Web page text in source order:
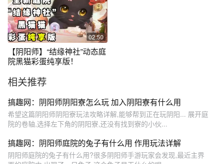
02:50
【阴阳师】“结缘神社”动态庭
院黑猫彩蛋纯享版！
相关推荐
搞趣网：阴阳师阴阳寮怎么玩 加入阴阳寮有什么用
希望这篇阴阳师阴阳寮玩法攻略详解,能够帮到正在玩阴阳... 展开庭
院的卷轴,选择左下角的阴阳寮,还没有找到寮的小伙...
搞趣网：阴阳师庭院的兔子有什么用 作用玩法详解
阴阳师庭院的兔子有什么用?很多阴阳师手游玩家会发现,最近主界